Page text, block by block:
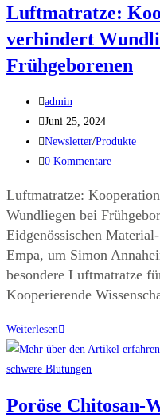
Luftmatratze:
verhindert
Frühgeborenen
admin
Juni 25, 2024
Newsletter/Produkte
0 Kommentare
Luftmatratze:
Wundliegen bei
Eidgenössischen
Empa, um Simon
besondere Luftmatratze
Kooperierende
Weiterlesen
Poröse Chitosan-